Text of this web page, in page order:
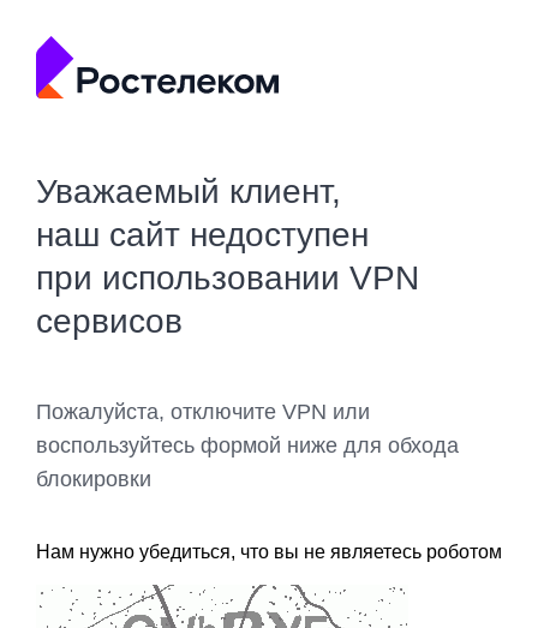
Уважаемый клиент,
наш сайт недоступен
при использовании VPN
сервисов
Пожалуйста, отключите VPN или
воспользуйтесь формой ниже для обхода
блокировки
Нам нужно убедиться, что вы не являетесь роботом